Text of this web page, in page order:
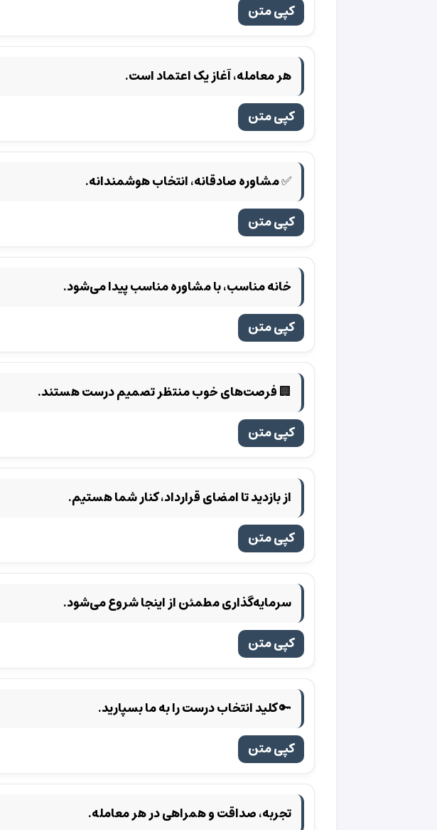
کپی متن
هر معامله، آغاز یک اعتماد است.
کپی متن
✅ مشاوره صادقانه، انتخاب هوشمندانه.
کپی متن
خانه مناسب، با مشاوره مناسب پیدا می‌شود.
کپی متن
🏢 فرصت‌های خوب منتظر تصمیم درست هستند.
کپی متن
از بازدید تا امضای قرارداد، کنار شما هستیم.
کپی متن
سرمایه‌گذاری مطمئن از اینجا شروع می‌شود.
کپی متن
🔑 کلید انتخاب درست را به ما بسپارید.
کپی متن
تجربه، صداقت و همراهی در هر معامله.